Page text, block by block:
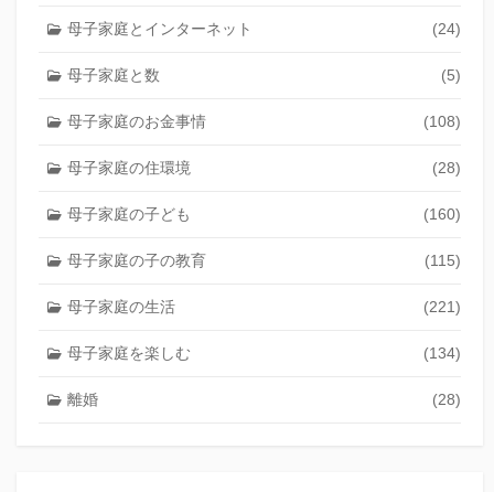
母子家庭とインターネット (24)
母子家庭と数 (5)
母子家庭のお金事情 (108)
母子家庭の住環境 (28)
母子家庭の子ども (160)
母子家庭の子の教育 (115)
母子家庭の生活 (221)
母子家庭を楽しむ (134)
離婚 (28)